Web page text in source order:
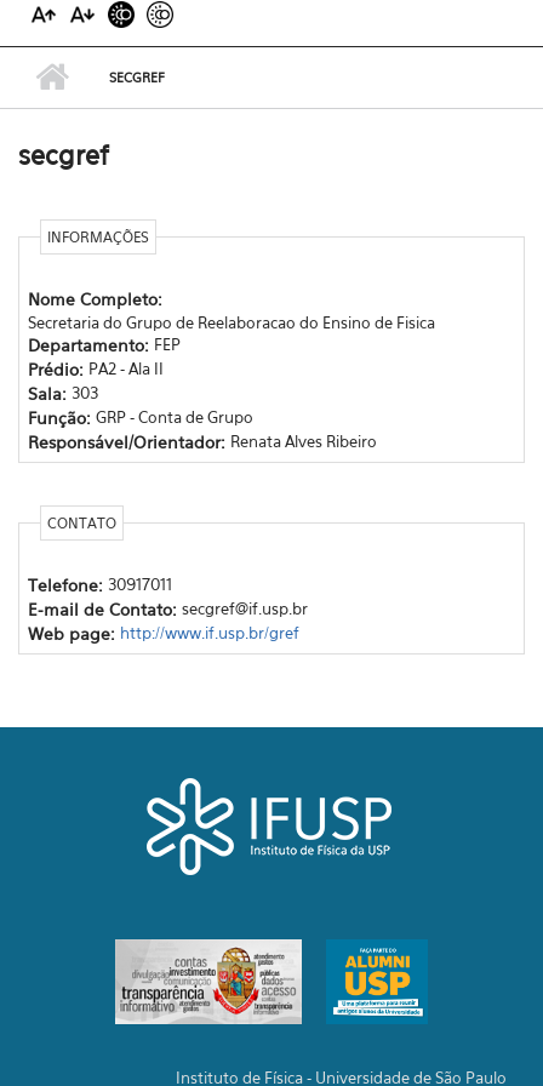
SECGREF
secgref
INFORMAÇÕES
Nome Completo:
Secretaria do Grupo de Reelaboracao do Ensino de Fisica
Departamento: FEP
Prédio: PA2 - Ala II
Sala: 303
Função: GRP - Conta de Grupo
Responsável/Orientador: Renata Alves Ribeiro
CONTATO
Telefone: 30917011
E-mail de Contato: secgref@if.usp.br
Web page: http://www.if.usp.br/gref
Instituto de Física - Universidade de São Paulo